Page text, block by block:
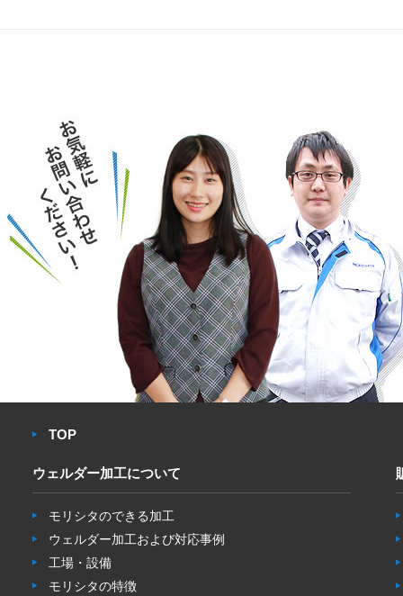
TOP
ウェルダー加工について
モリシタのできる加工
ウェルダー加工および対応事例
工場・設備
モリシタの特徴